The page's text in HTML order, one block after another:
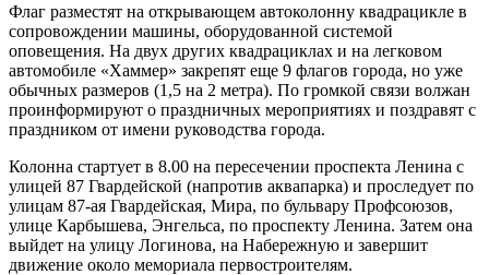
Флаг разместят на открывающем автоколонну квадрацикле в
сопровождении машины, оборудованной системой
оповещения. На двух других квадрациклах и на легковом
автомобиле «Хаммер» закрепят еще 9 флагов города, но уже
обычных размеров (1,5 на 2 метра). По громкой связи волжан
проинформируют о праздничных мероприятиях и поздравят с
праздником от имени руководства города.
Колонна стартует в 8.00 на пересечении проспекта Ленина с
улицей 87 Гвардейской (напротив аквапарка) и проследует по
улицам 87-ая Гвардейская, Мира, по бульвару Профсоюзов,
улице Карбышева, Энгельса, по проспекту Ленина. Затем она
выйдет на улицу Логинова, на Набережную и завершит
движение около мемориала первостроителям.